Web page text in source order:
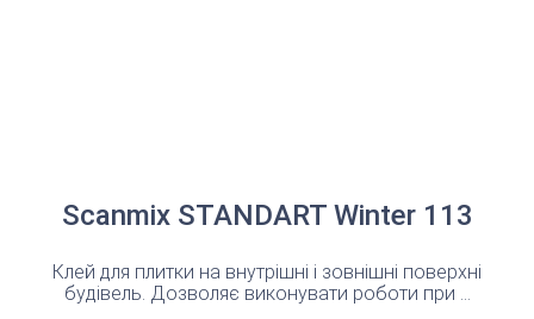
Scanmix STANDART Winter 113
Клей для плитки на внутрішні і зовнішні поверхні
будівель. Дозволяє виконувати роботи при ...